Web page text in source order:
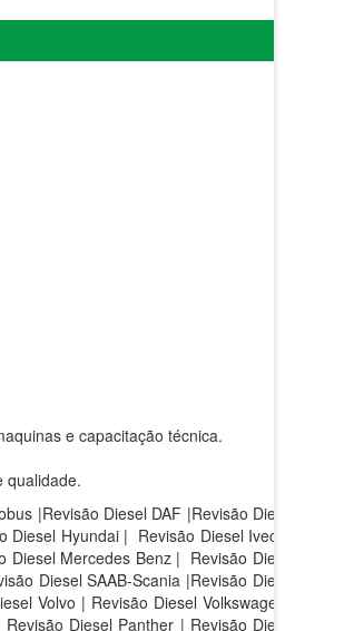
e capacitação técnica.
qualidade.
|Revisão Diesel DAF |Revisão Diesel
Hyundai | Revisão Diesel Iveco |
Mercedes Benz | Revisão Diesel
Diesel SAAB-Scania |Revisão Diesel
Volvo | Revisão Diesel Volkswagen |
Diesel Panther | Revisão Diesel